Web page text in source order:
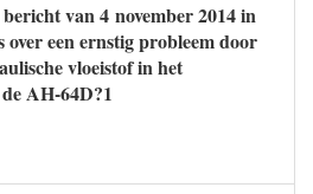
van 4 november 2014 in
een ernstig probleem door
vloeistof in het
AH-64D?1